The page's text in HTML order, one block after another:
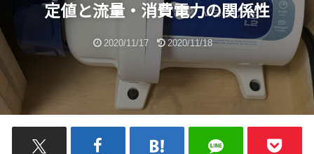
定値と流量・消費電力の関係性
2020/11/17 2020/11/18